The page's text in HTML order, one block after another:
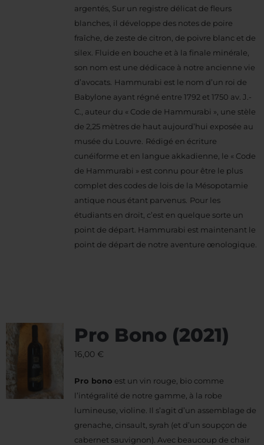
argentés, Sur un registre délicat de fleurs
blanches, il développe des notes de poire
fraîche, de zeste de citron, de poivre blanc et de
silex. Fluide en bouche et à la finale minérale,
son nom est une dédicace à notre ancienne vie
d’avocats. Hammurabi est le nom d’un roi de
Babylone ayant régné entre 1792 et 1750 av. J.-
C., auteur du « Code de Hammurabi », une stèle
de 2,25 mètres de haut aujourd’hui exposée au
musée du Louvre. Rédigé en écriture
cunéiforme et en langue akkadienne, le « Code
de Hammurabi » est connu pour être le plus
complet des codes de lois de la Mésopotamie
antique nous étant parvenus. Pour les
étudiants en droit, c’est en quelque sorte un
point de départ. Hammurabi est maintenant le
point de départ de notre aventure œnologique.
Pro Bono (2021)
16,00 €
Pro bono est un vin rouge, bio comme
l’intégralité de notre gamme, à la robe
lumineuse, violine. Il s’agit d’un assemblage de
grenache, cinsault, syrah (et d’un soupçon de
cabernet sauvignon). Avec beaucoup de chair